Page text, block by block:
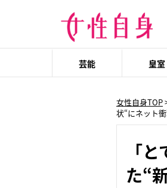
芸能 皇室
女性自身TOP
状“にネット
「
た“